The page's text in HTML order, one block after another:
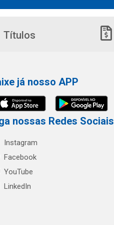
Títulos
já nosso APP
nossas Redes Sociais
Instagram
Facebook
YouTube
LinkedIn